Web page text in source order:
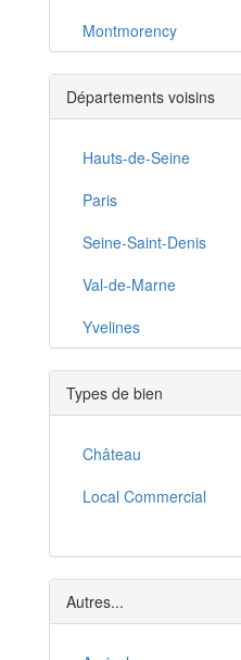
Montmorency
Pontoise
Marines
Goussainville
Cormeilles-en-Parisis
Franconville
Eaubonne
Enghien-les-Bains
Sannois
Domont
Magny-en-Vexin
Éragny
Beaumont-sur-Oise
Osny
Départements voisins
Hauts-de-Seine
Paris
Seine-Saint-Denis
Val-de-Marne
Yvelines
Types de bien
Château
Local Commercial
Autres...